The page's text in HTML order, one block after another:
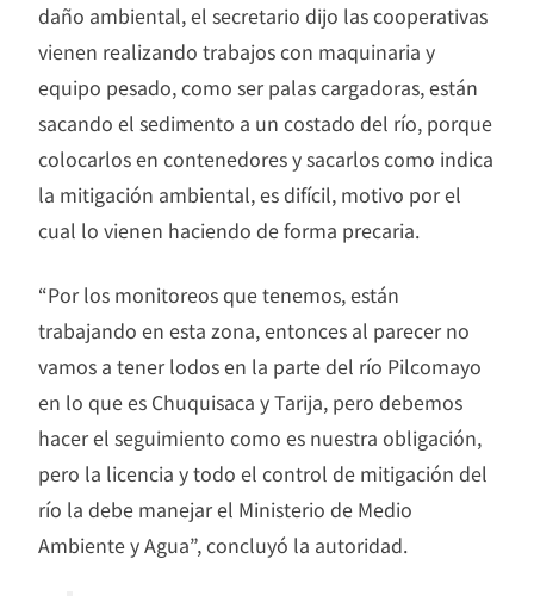
daño ambiental, el secretario dijo las cooperativas
vienen realizando trabajos con maquinaria y
equipo pesado, como ser palas cargadoras, están
sacando el sedimento a un costado del río, porque
colocarlos en contenedores y sacarlos como indica
la mitigación ambiental, es difícil, motivo por el
cual lo vienen haciendo de forma precaria.
“Por los monitoreos que tenemos, están
trabajando en esta zona, entonces al parecer no
vamos a tener lodos en la parte del río Pilcomayo
en lo que es Chuquisaca y Tarija, pero debemos
hacer el seguimiento como es nuestra obligación,
pero la licencia y todo el control de mitigación del
río la debe manejar el Ministerio de Medio
Ambiente y Agua”, concluyó la autoridad.